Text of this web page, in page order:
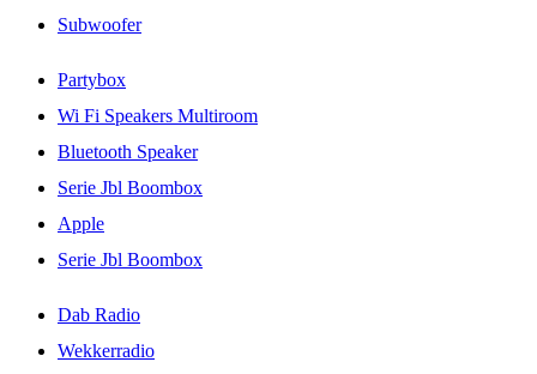
Subwoofer
Partybox
Wi Fi Speakers Multiroom
Bluetooth Speaker
Serie Jbl Boombox
Apple
Serie Jbl Boombox
Dab Radio
Wekkerradio